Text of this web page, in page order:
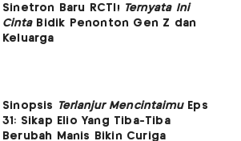
Sinetron Baru RCTI! Ternyata Ini
CintaBidik Penonton Gen Z dan
Keluarga
Sinopsis Terlanjur MencintaimuEps
31: Sikap Elio Yang Tiba-Tiba
Berubah Manis Bikin Curiga